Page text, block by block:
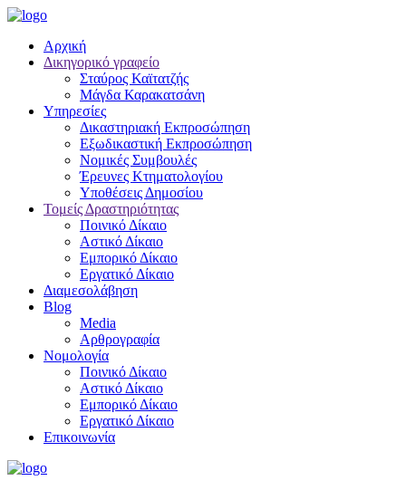
Αρχική
Δικηγορικό γραφείο
Σταύρος Καϊτατζής
Μάγδα Καρακατσάνη
Υπηρεσίες
Δικαστηριακή Εκπροσώπηση
Εξωδικαστική Εκπροσώπηση
Νομικές Συμβουλές
Έρευνες Κτηματολογίου
Υποθέσεις Δημοσίου
Τομείς Δραστηριότητας
Ποινικό Δίκαιο
Αστικό Δίκαιο
Εμπορικό Δίκαιο
Εργατικό Δίκαιο
Διαμεσολάβηση
Blog
Media
Αρθρογραφία
Νομολογία
Ποινικό Δίκαιο
Αστικό Δίκαιο
Εμπορικό Δίκαιο
Εργατικό Δίκαιο
Επικοινωνία